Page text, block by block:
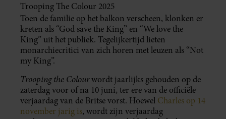
Trooping The Colour 2025
Toen de familie op het balkon verscheen, klonken er
kreten als “God save the King” en “We love the
King” uit het publiek. Tegelijkertijd lieten
monarchiecritici van zich horen met leuzen als “Not
my King”.
Trooping the Colourwordt jaarlijks gehouden op de
zaterdag voor of na 10 juni, ter ere van de officiële
verjaardag van de Britse vorst. Hoewel Charles op 14
november jarig is, wordt zijn verjaardag